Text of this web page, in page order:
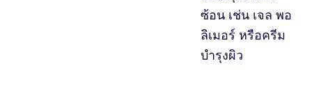
ซ้อน เช่น เจล พอ
ลิเมอร์ หรือครีม
บำรุงผิว